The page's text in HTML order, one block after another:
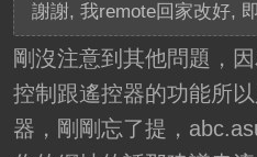
謝謝, 我remote回家改好,
剛沒注意到其他問題，
控制跟遙控器的功能所
器，剛剛忘了提，